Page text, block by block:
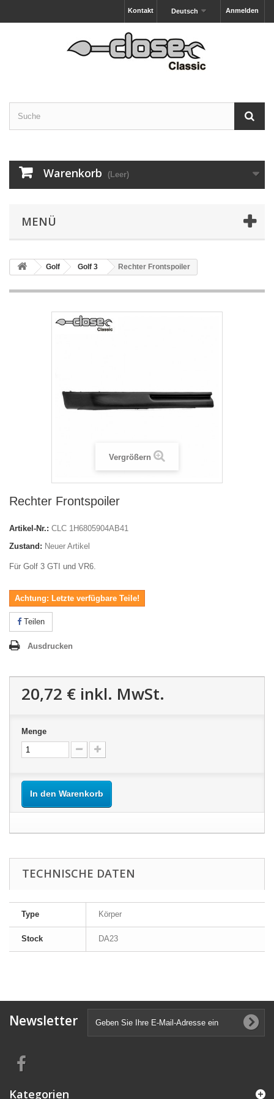
Anmelden
Deutsch
Kontakt
Warenkorb (Leer)
MENÜ
Golf Golf 3 Rechter Frontspoiler
Vergrößern
Rechter Frontspoiler
Artikel-Nr.: CLC 1H6805904AB41
Zustand: Neuer Artikel
Für Golf 3 GTI und VR6.
Achtung: Letzte verfügbare Teile!
Teilen
Ausdrucken
20,72 € inkl. MwSt.
Menge
In den Warenkorb
TECHNISCHE DATEN
Type Körper
Stock DA23
Newsletter
Kategorien